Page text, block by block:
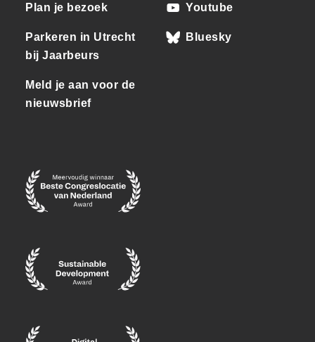
Plan je bezoek
Parkeren in Utrecht
bij Jaarbeurs
Meld je aan voor de
nieuwsbrief
Youtube
Bluesky